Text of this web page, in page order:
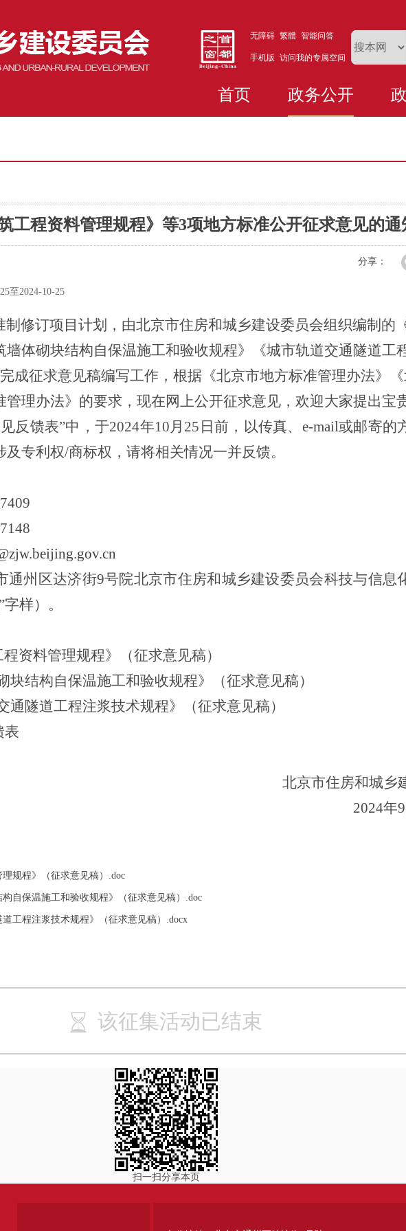
无障碍 繁體 智能问答
手机版 访问我的专属空间
首页 政务公开
工程资料管理规程》等3项地方标准公开征求意见的通
分享：
至2024-10-25
制修订项目计划，由北京市住房和城乡建设委员会组织编制的
墙体砌块结构自保温施工和验收规程》《城市轨道交通隧道工
成征求意见稿编写工作，根据《北京市地方标准管理办法》
理办法》的要求，现在网上公开征求意见，欢迎大家提出宝
反馈表”中，于2024年10月 25 日前，以传真、 e-mail或邮寄的
专利权/商标权，请将相关情况一并反馈。
7409
通州区达济街9号院北京市住房和城乡建设委员会科技与信息
字样）。
程资料管理规程》（征求意见稿）
块结构自保温施工和验收规程》（征求意见稿）
通隧道工程注浆技术规程》（征求意见稿）
表
北京市住房和城乡
2024年9
规程》（征求意见稿）.doc
自保温施工和验收规程》（征求意见稿）.doc
工程注浆技术规程》（征求意见稿）.docx
该征集活动已结束
扫一扫分享本页